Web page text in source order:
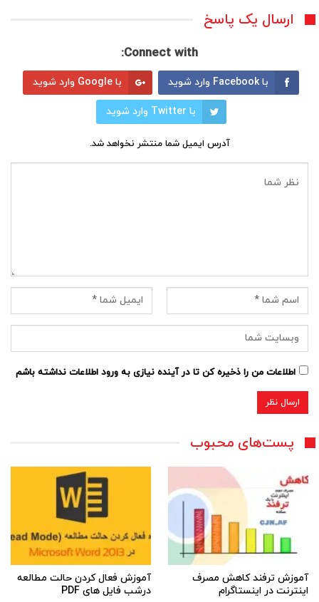
ارسال یک پاسخ
Connect with:
با Facebook وارد شوید با Google وارد شوید
با Twitter وارد شوید
آدرس ایمیل شما منتشر نخواهد شد.
اطلاعات من را ذخیره کن تا در آینده نیازی به ورود اطلاعات نداشته باشم
پست‌های محبوب
آموزش ترفند کاهش مصرف
اینترنت در اینستاگرام
آموزش فعال کردن حالت مطالعه
درشب فایل های PDF